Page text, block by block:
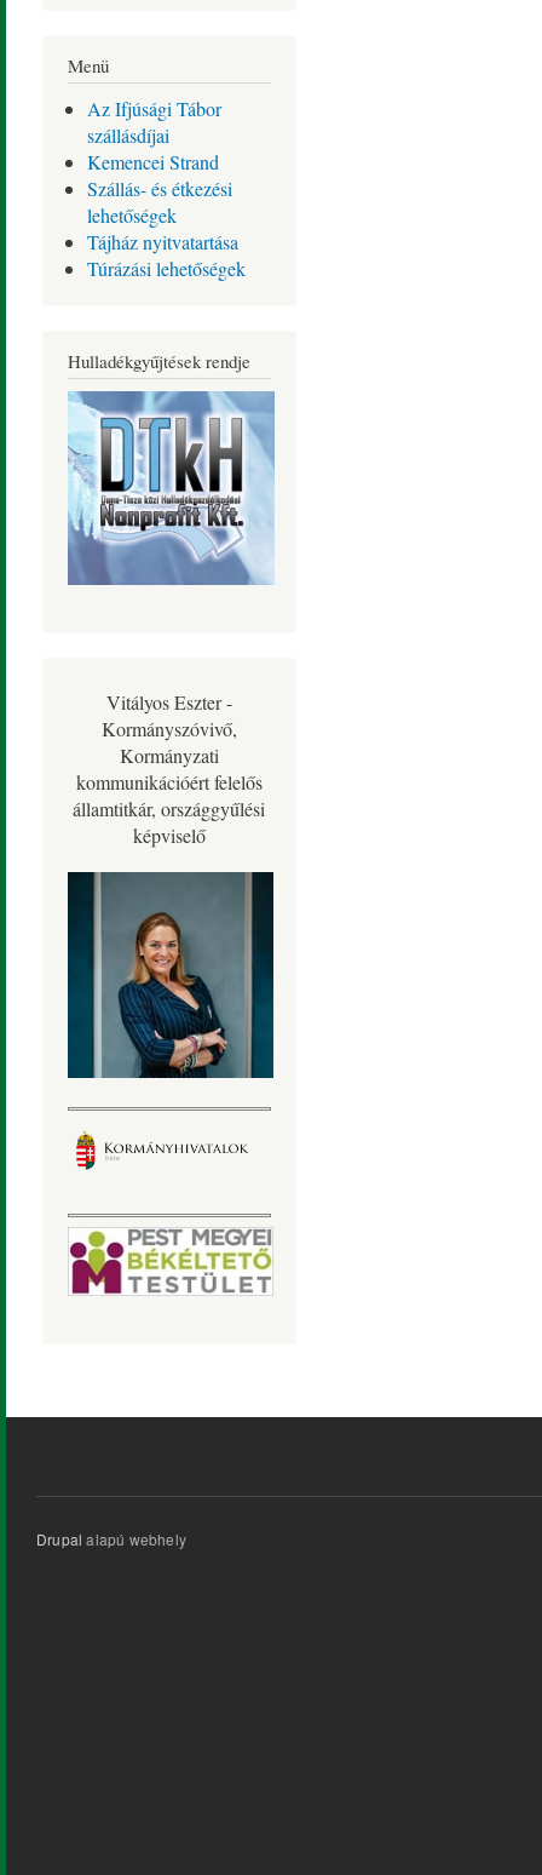
Menü
Az Ifjúsági Tábor
szállásdíjai
Kemencei Strand
Szállás- és étkezési
lehetőségek
Tájház nyitvatartása
Túrázási lehetőségek
Hulladékgyűjtések rendje
Vitályos Eszter -
Kormányszóvivő,
Kormányzati
kommunikációért felelős
államtitkár, országgyűlési
képviselő
Drupal alapú webhely